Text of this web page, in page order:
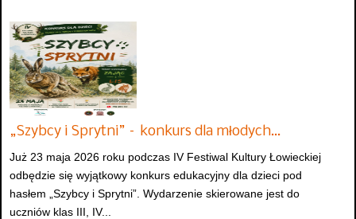
„Szybcy i Sprytni” – konkurs dla młodych…
Już 23 maja 2026 roku podczas IV Festiwal Kultury Łowieckiej
odbędzie się wyjątkowy konkurs edukacyjny dla dzieci pod
hasłem „Szybcy i Sprytni”. Wydarzenie skierowane jest do
uczniów klas III, IV...